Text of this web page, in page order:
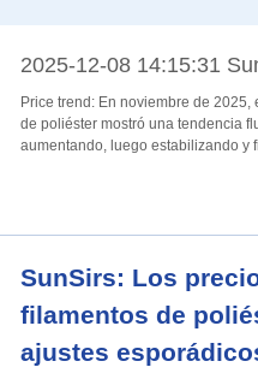
2025-12-08 14:15:31
Price trend: En noviembre de 2025, el precio del hilo de filamento
de poliéster mostró una tendencia
aumentando, luego estabilizando y
SunSirs: Los
filamentos de
ajustes